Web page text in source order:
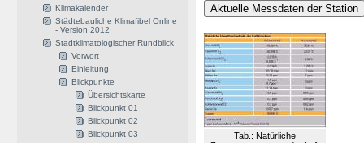
Klimakalender
Städtebauliche Klimafibel Online
- Version 2012
Stadtklimatologischer Rundblick
Vorwort
Einleitung
Blickpunkte
Übersichtskarte
Blickpunkt 01
Blickpunkt 02
Blickpunkt 03
Tab.: Natürliche